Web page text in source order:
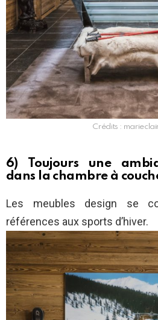
Crédits :
6) Toujours une
dans la chambre à
Les meubles design se
références aux sports d’hiver.